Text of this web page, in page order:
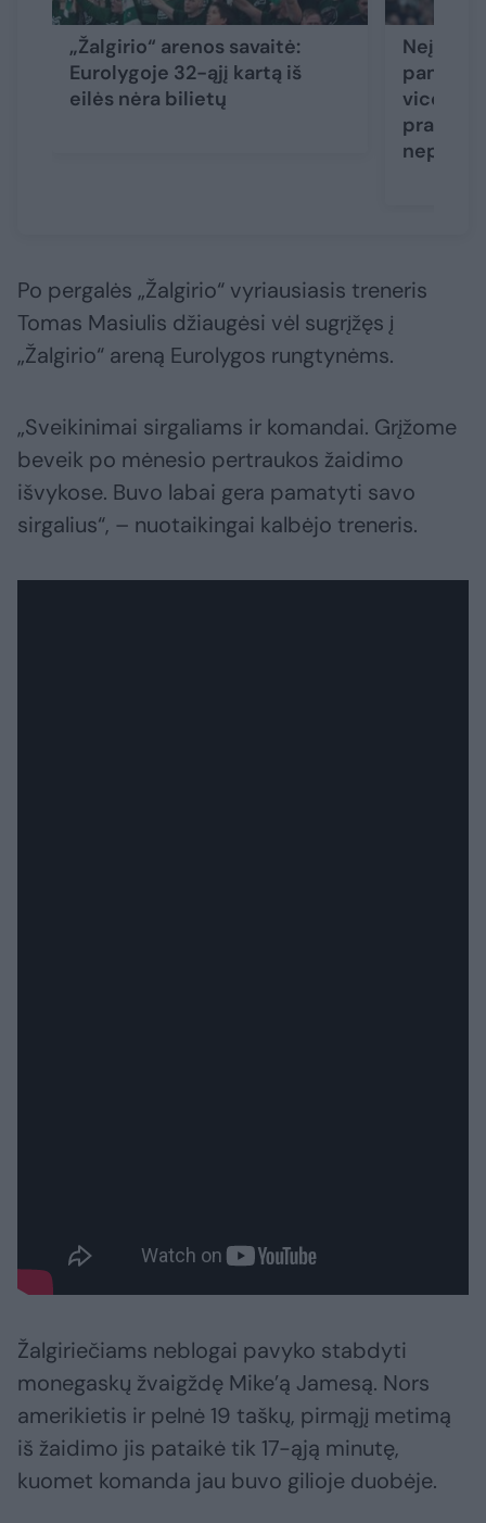
„Žalgirio“ arenos savaitė:
Eurolygoje 32-ąjį kartą iš
eilės nėra bilietų
pamoka
Po pergalės „Žalgirio“ vyriausiasis treneris
Tomas Masiulis džiaugėsi vėl sugrįžęs į
„Žalgirio“ areną Eurolygos rungtynėms.
„Sveikinimai sirgaliams ir komandai. Grįžome
beveik po mėnesio pertraukos žaidimo
išvykose. Buvo labai gera pamatyti savo
sirgalius“, – nuotaikingai kalbėjo treneris.
Žalgiriečiams neblogai pavyko stabdyti
monegaskų žvaigždę Mike’ą Jamesą. Nors
amerikietis ir pelnė 19 taškų, pirmąjį metimą
iš žaidimo jis pataikė tik 17-ąją minutę,
kuomet komanda jau buvo gilioje duobėje.